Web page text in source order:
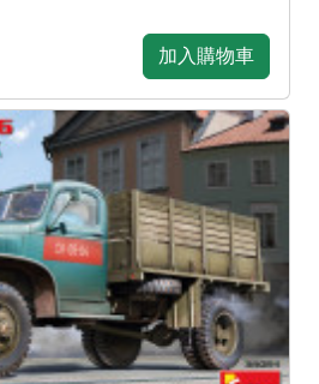
加入購物車